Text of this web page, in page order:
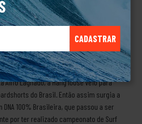
CADASTRAR
Ideal pra usar no trampo, no rolê ou
que fecha o look sem
caqui versátil que combina com
Loose bordado com acabamento
e respirabilidade pro dia a
e durávelSobre a marcaCriada em
Alfio Lagnado, a Hang loose veio para
do Brasil. Então assim surgia a
DNA 100% Brasileira, que passou a ser
por ter realizado campeonato de Surf